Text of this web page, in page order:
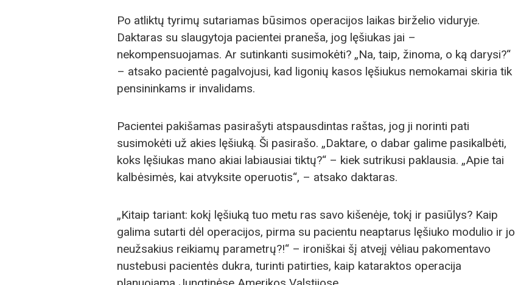
Po atliktų tyrimų sutariamas būsimos operacijos laikas birželio viduryje.
Daktaras su slaugytoja pacientei praneša, jog lęšiukas jai –
nekompensuojamas. Ar sutinkanti susimokėti? „Na, taip, žinoma, o ką darysi?“
– atsako pacientė pagalvojusi, kad ligonių kasos lęšiukus nemokamai skiria tik
pensininkams ir invalidams.
Pacientei pakišamas pasirašyti atspausdintas raštas, jog ji norinti pati
susimokėti už akies lęšiuką. Ši pasirašo. „Daktare, o dabar galime pasikalbėti,
koks lęšiukas mano akiai labiausiai tiktų?“ – kiek sutrikusi paklausia. „Apie tai
kalbėsimės, kai atvyksite operuotis“, – atsako daktaras.
„Kitaip tariant: kokį lęšiuką tuo metu ras savo kišenėje, tokį ir pasiūlys? Kaip
galima sutarti dėl operacijos, pirma su pacientu neaptarus lęšiuko modulio ir jo
neužsakius reikiamų parametrų?!“ – ironiškai šį atvejį vėliau pakomentavo
nustebusi pacientės dukra, turinti patirties, kaip kataraktos operacija